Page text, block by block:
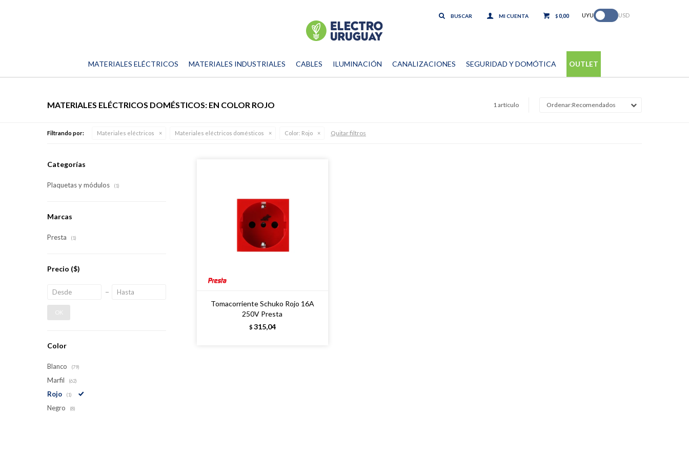
MATERIALES ELÉCTRICOS MATERIALES INDUSTRIALES CABLES ILUMINACIÓN CANALIZACIONES SEGURIDAD Y DOMÓTICA OUTLET
$0,00 UYU USD
1 artículo Recomendados
MATERIALES ELÉCTRICOS DOMÉSTICOS: EN COLOR ROJO
Filtrando por: Materiales eléctricos Materiales eléctricos domésticos Color: Rojo Quitar filtros
Tomacorriente Schuko Rojo 16A
250V Presta
$ 315,04
Categorías
Plaquetas y módulos (1)
Marcas
Presta (1)
Precio ($)
OK
Color
Blanco (79)
Marfil (62)
Rojo (1)
Negro (8)